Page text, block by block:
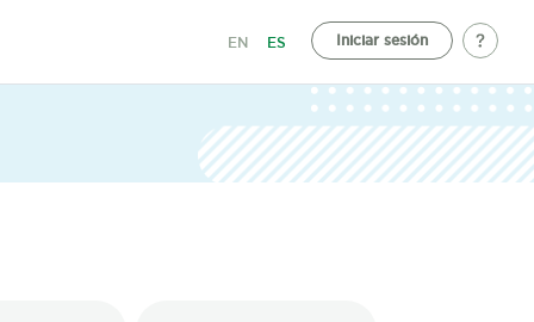
EN ES Iniciar sesión